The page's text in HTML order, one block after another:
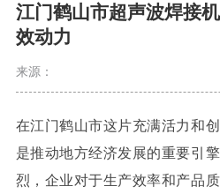
江门鹤山市超声波焊接
效动力
来源：
在江门鹤山市这片充满活力和
是推动地方经济发展的重要引
烈，企业对于生产效率和产品